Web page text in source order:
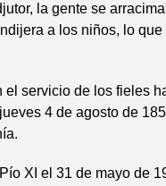
la gente se
a los niños, lo que
el servicio de los fieles
4 de agosto de
XI el 31 de mayo de